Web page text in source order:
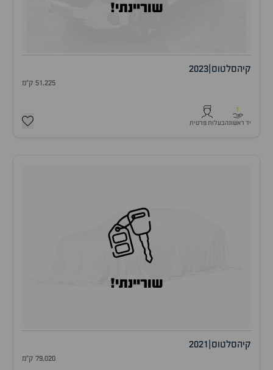
שוריינתי!
קיהסלטוס 2023
51,225 ק"מ
1
יד ראשונהבעלות פרטית
שוריינתי!
קיהסלטוס 2021
79,020 ק"מ